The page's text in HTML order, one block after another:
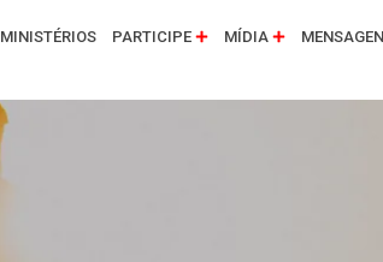
MINISTÉRIOS PARTICIPE MÍDIA